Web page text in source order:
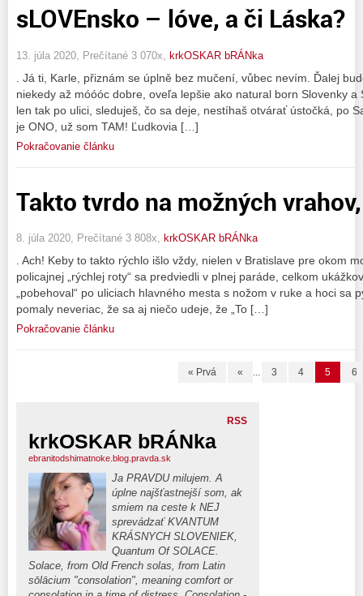
sLOVEnsko – lóve, a či Láska?
13. júla 2020, Prečítané 3 070x, krkOSKAR bRÁNka
. Já ti, Karle, přiznám se úplně bez mučení, vůbec nevím. Ďalej
niekedy až móóóc dobre, oveľa lepšie ako natural born Slovenky a
len tak po ulici, sleduješ, čo sa deje, nestíhaš otvárať ústočká, po
je ONO, už som TAM! Ľudkovia […]
Pokračovanie článku
Takto tvrdo na možných
8. júla 2020, Prečítané 3 808x, krkOSKAR bRÁNka
. Ach! Keby to takto rýchlo išlo vždy, nielen v Bratislave pre okom
policajnej „rýchlej roty“ sa predviedli v plnej paráde, celkom
„pobehoval“ po uliciach hlavného mesta s nožom v ruke a hoci sa
pomaly neveriac, že sa aj niečo udeje, že „To […]
Pokračovanie článku
« Prvá « ... 3 4 5 6
RSS
krkOSKAR bRÁNka
ebranitodshimatnoke.blog.pravda.sk
Ja PRAVDU milujem. A
úplne najšťastnejší som, ak
smiem na ceste k NEJ
sprevádzať KVANTUM
KRÁSNYCH SLOVENIEK,
Quantum Of SOLACE.
Solace, from Old French solas, from Latin
sōlācium "consolation", meaning comfort or